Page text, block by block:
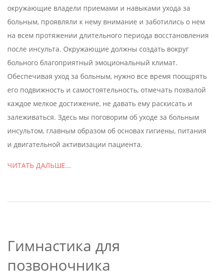
окружающие владели приемами и навыками ухода за
больным, проявляли к нему внимание и заботились о нем
на всем протяжении длительного периода восстановления
после инсульта. Окружающие должны создать вокруг
больного благоприятный эмоциональный климат.
Обеспечивая уход за больным, нужно все время поощрять
его подвижность и самостоятельность, отмечать похвалой
каждое мелкое достижение, не давать ему раскисать и
залеживаться. Здесь мы поговорим об уходе за больным
инсультом, главным образом об основах гигиены, питания
и двигательной активизации пациента.
ЧИТАТЬ ДАЛЬШЕ...
Гимнастика для
позвоночника